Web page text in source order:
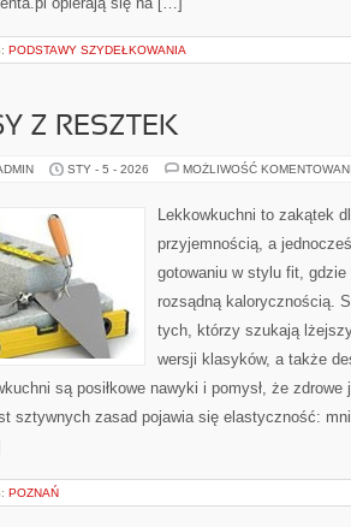
PODSTAWY SZYDEŁKOWANIA
Z RESZTEK
STY - 5 - 2026 MOŻLIWOŚĆ
Lekkowkuchni to zakątek
przyjemnością, a
gotowaniu w stylu fit, gdzie
rozsądną kalorycznością.
tych, którzy szukają
wersji klasyków, a także
są posiłkowe nawyki i pomysł, że
sztywnych zasad pojawia się elastyczność:
POZNAŃ